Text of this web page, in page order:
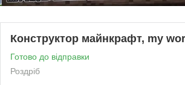
Конструктор майнкрафт, my
Готово до відправки
Роздріб